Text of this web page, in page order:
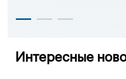
Интересные